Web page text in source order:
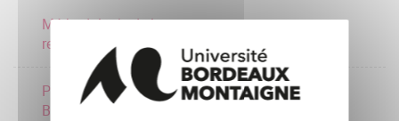
Méthodologie de la
recherche 2
Postcolonial Portugal /
Brésil
3 crédits